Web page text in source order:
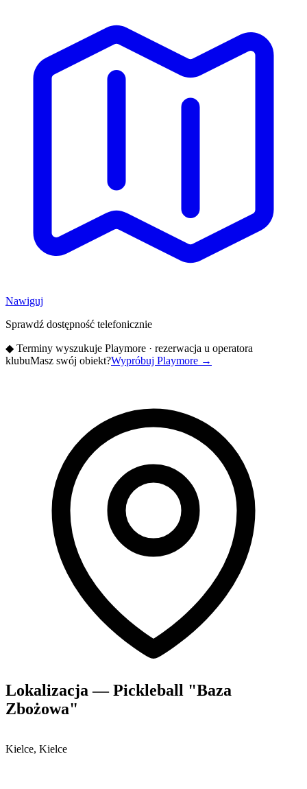
Nawiguj
Sprawdź dostępność telefonicznie
◆ Terminy wyszukuje Playmore · rezerwacja u operatora
klubuMasz swój obiekt?Wypróbuj Playmore →
Lokalizacja — Pickleball "Baza
Zbożowa"
Kielce, Kielce